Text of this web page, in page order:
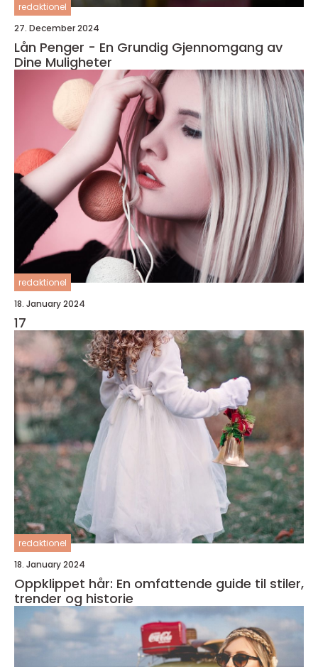
redaktionel
27. December 2024
Lån Penger - En Grundig Gjennomgang av
Dine Muligheter
redaktionel
18. January 2024
17
redaktionel
18. January 2024
Oppklippet hår: En omfattende guide til stiler,
trender og historie